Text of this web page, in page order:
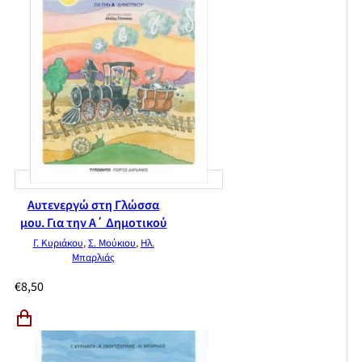
Αυτενεργώ στη Γλώσσα
μου. Για την Α΄ Δημοτικού
Γ. Κυριάκου,Σ. Μούκιου, Ηλ.
Μπαρλιάς
€8,50